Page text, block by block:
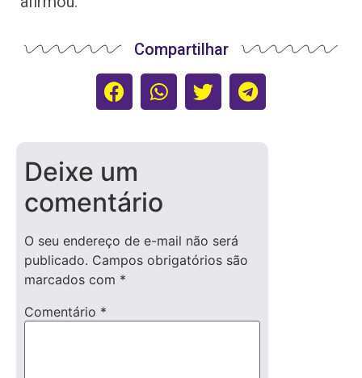
Compartilhar
Deixe um
comentário
O seu endereço de e-mail não será
publicado. Campos obrigatórios são
marcados com *
Comentário *